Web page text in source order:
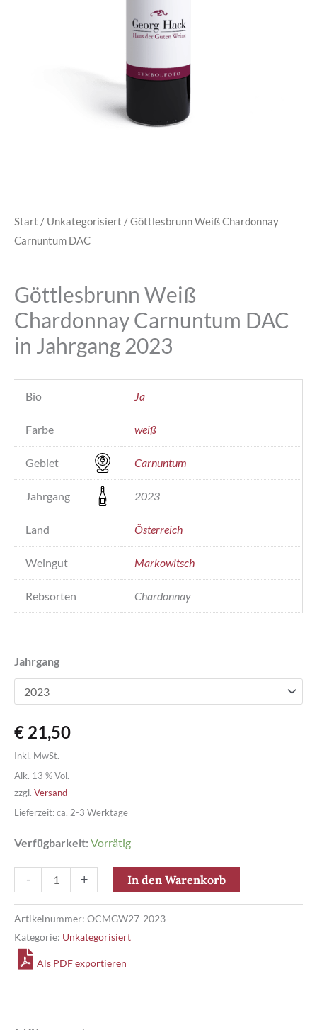
Start / Unkategorisiert / Göttlesbrunn Weiß Chardonnay
Carnuntum DAC
Göttlesbrunn Weiß
Chardonnay Carnuntum DAC
in Jahrgang 2023
Bio Ja
Farbe weiß
Gebiet Carnuntum
Jahrgang 2023
Land Österreich
Weingut Markowitsch
Rebsorten Chardonnay
Jahrgang
€ 21,50
Inkl. MwSt.
Alk. 13 % Vol.
zzgl. Versand
Lieferzeit: ca. 2-3 Werktage
Verfügbarkeit: Vorrätig
-
Göttlesbrunn
Weiß
Chardonnay
Carnuntum
DAC
+ In den Warenkorb
Artikelnummer: OCMGW27-2023
Kategorie: Unkategorisiert
Als PDF exportieren